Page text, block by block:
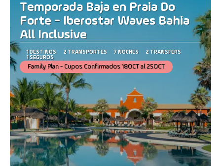
Temporada Baja en Praia Do
Forte - Iberostar Waves Bahia
All Inclusive
1 DESTINOS 2 TRANSPORTES 7 NOCHES
2 TRANSFERS
1 SEGUROS
Family Plan - Cupos Confirmados 18OCT al 25OCT